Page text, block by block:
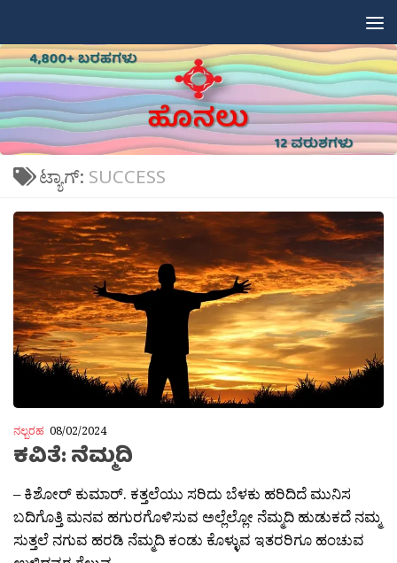
ಟ್ಯಾಗ್: SUCCESS
ನಲ್ಬರಹ 08/02/2024
ಕವಿತೆ: ನೆಮ್ಮದಿ
– ಕಿಶೋರ್ ಕುಮಾರ್. ಕತ್ತಲೆಯು ಸರಿದು ಬೆಳಕು ಹರಿದಿದೆ ಮುನಿಸ
ಬದಿಗೊತ್ತಿ ಮನವ ಹಗುರಗೊಳಿಸುವ ಅಲ್ಲೆಲ್ಲೋ ನೆಮ್ಮದಿ ಹುಡುಕದೆ ನಮ್ಮ
ಸುತ್ತಲೆ ನಗುವ ಹರಡಿ ನೆಮ್ಮದಿ ಕಂಡು ಕೊಳ್ಳುವ ಇತರರಿಗೂ ಹಂಚುವ